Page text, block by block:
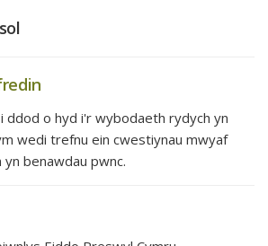
ddod o hyd i'r wybodaeth rydych yn
wedi trefnu ein cwestiynau mwyaf
benawdau pwnc.